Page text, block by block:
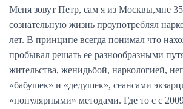
Меня зовут Петр, сам я из Москвы,мне
сознательную жизнь проупотреблял
лет. В принципе всегда понимал что
пробывал решать ее разнообразными
жительства, женидьбой, наркологией,
«бабушек» и «дедушек», сеансами
«популярными» методами. Где то с с